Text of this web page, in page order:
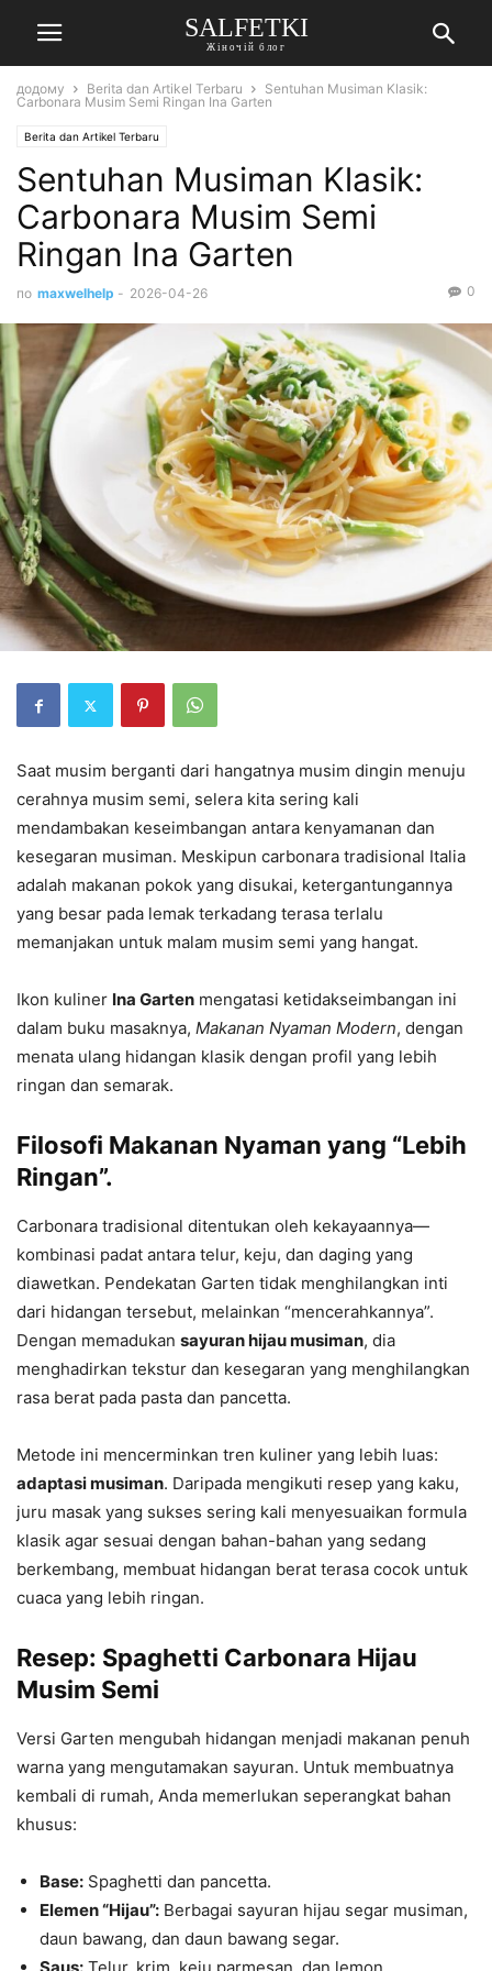
SALFETKI
Жіночій блог
додому Berita dan Artikel Terbaru
Sentuhan Musiman Klasik:
Carbonara Musim Semi Ringan Ina Garten
Berita dan Artikel Terbaru
Sentuhan Musiman Klasik:
Carbonara Musim Semi
Ringan Ina Garten
по maxwelhelp - 2026-04-26 0
Saat musim berganti dari hangatnya musim dingin menuju
cerahnya musim semi, selera kita sering kali
mendambakan keseimbangan antara kenyamanan dan
kesegaran musiman. Meskipun carbonara tradisional Italia
adalah makanan pokok yang disukai, ketergantungannya
yang besar pada lemak terkadang terasa terlalu
memanjakan untuk malam musim semi yang hangat.
Ikon kuliner Ina Garten mengatasi ketidakseimbangan ini
dalam buku masaknya, Makanan Nyaman Modern, dengan
menata ulang hidangan klasik dengan profil yang lebih
ringan dan semarak.
Filosofi Makanan Nyaman yang “Lebih
Ringan”.
Carbonara tradisional ditentukan oleh kekayaannya—
kombinasi padat antara telur, keju, dan daging yang
diawetkan. Pendekatan Garten tidak menghilangkan inti
dari hidangan tersebut, melainkan “mencerahkannya”.
Dengan memadukan sayuran hijau musiman, dia
menghadirkan tekstur dan kesegaran yang menghilangkan
rasa berat pada pasta dan pancetta.
Metode ini mencerminkan tren kuliner yang lebih luas:
adaptasi musiman. Daripada mengikuti resep yang kaku,
juru masak yang sukses sering kali menyesuaikan formula
klasik agar sesuai dengan bahan-bahan yang sedang
berkembang, membuat hidangan berat terasa cocok untuk
cuaca yang lebih ringan.
Resep: Spaghetti Carbonara Hijau
Musim Semi
Versi Garten mengubah hidangan menjadi makanan penuh
warna yang mengutamakan sayuran. Untuk membuatnya
kembali di rumah, Anda memerlukan seperangkat bahan
khusus:
Base: Spaghetti dan pancetta.
Elemen “Hijau”: Berbagai sayuran hijau segar musiman,
daun bawang, dan daun bawang segar.